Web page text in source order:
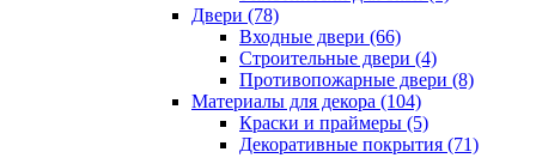
Двери (78)
Входные двери (66)
Строительные двери (4)
Противопожарные двери (8)
Материалы для декора (104)
Краски и праймеры (5)
Декоративные покрытия (71)